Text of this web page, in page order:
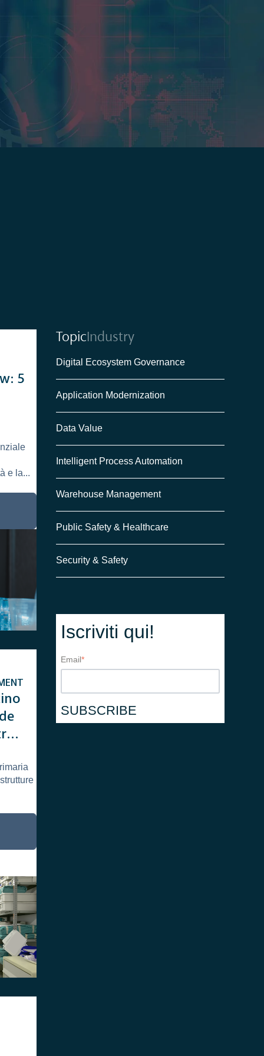
5
e la...
il
TopicIndustry
Digital Ecosystem Governance
Application Modernization
Data Value
Intelligent Process Automation
Warehouse Management
Public Safety & Healthcare
Security & Safety
Iscriviti qui!
Email*